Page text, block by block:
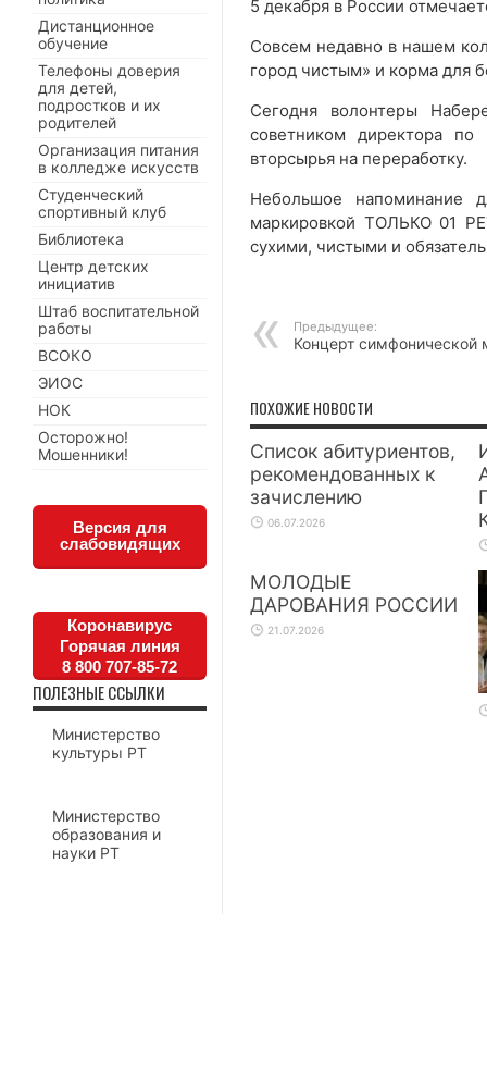
5 декабря в России
Совсем недавно в нашем
город чистым» и корма для
Сегодня волонтеры
советником директора
вторсырья на переработку.
Небольшое напоминание
маркировкой ТОЛЬКО 01
сухими, чистыми и
Предыдущее:
Концерт симфонической
ПОХОЖИЕ НОВОСТИ
Список абитуриентов,
рекомендованных к
зачислению
06.07.2026
МОЛОДЫЕ
ДАРОВАНИЯ РОССИИ
21.07.2026
Дистанционное
обучение
Телефоны доверия
для детей,
подростков и их
родителей
Организация питания
в колледже искусств
Студенческий
спортивный клуб
Библиотека
Центр детских
инициатив
Штаб воспитательной
работы
ВСОКО
ЭИОС
НОК
Осторожно!
Мошенники!
Версия для
слабовидящих
Коронавирус
Горячая линия
8 800 707-85-72
ПОЛЕЗНЫЕ ССЫЛКИ
Министерство
культуры РТ
Министерство
образования и
науки РТ